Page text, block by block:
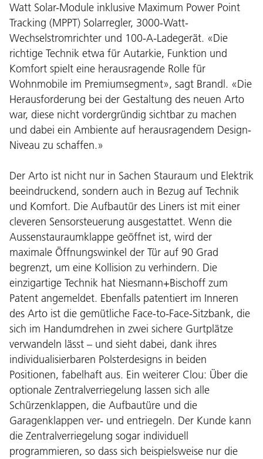
Watt Solar-Module inklusive Maximum Power Point
Tracking (MPPT) Solarregler, 3000-Watt-
Wechselstromrichter und 100-A-Ladegerät. «Die
richtige Technik etwa für Autarkie, Funktion und
Komfort spielt eine herausragende Rolle für
Wohnmobile im Premiumsegment», sagt Brandl. «Die
Herausforderung bei der Gestaltung des neuen Arto
war, diese nicht vordergründig sichtbar zu machen
und dabei ein Ambiente auf herausragendem Design-
Niveau zu schaffen.»
Der Arto ist nicht nur in Sachen Stauraum und Elektrik
beeindruckend, sondern auch in Bezug auf Technik
und Komfort. Die Aufbautür des Liners ist mit einer
cleveren Sensorsteuerung ausgestattet. Wenn die
Aussenstauraumklappe geöffnet ist, wird der
maximale Öffnungswinkel der Tür auf 90 Grad
begrenzt, um eine Kollision zu verhindern. Die
einzigartige Technik hat Niesmann+Bischoff zum
Patent angemeldet. Ebenfalls patentiert im Inneren
des Arto ist die gemütliche Face-to-Face-Sitzbank, die
sich im Handumdrehen in zwei sichere Gurtplätze
verwandeln lässt – und sieht dabei, dank ihres
individualisierbaren Polsterdesigns in beiden
Positionen, fabelhaft aus. Ein weiterer Clou: Über die
optionale Zentralverriegelung lassen sich alle
Schürzenklappen, die Aufbautüre und die
Garagenklappen ver- und entriegeln. Der Kunde kann
die Zentralverriegelung sogar individuell
programmieren, so dass sich beispielsweise nur die